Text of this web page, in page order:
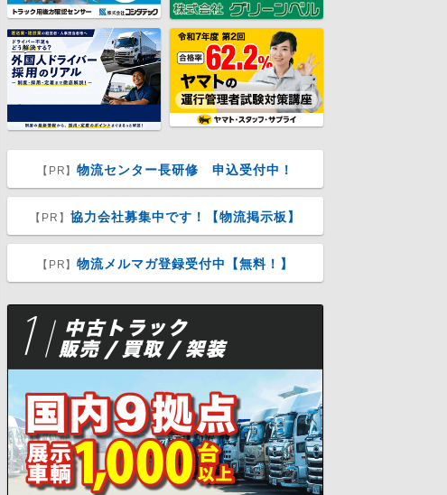
【PR】物流センター長研修 申込受付中！
【PR】 協力会社募集中です！【物流掲示板】
【PR】物流メルマガ登録受付中【無料！】